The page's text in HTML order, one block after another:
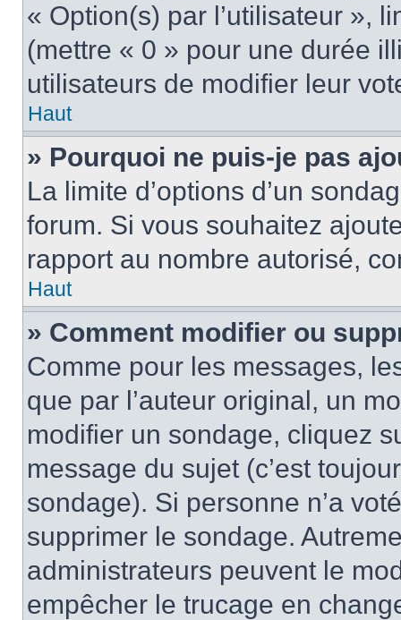
« Option(s) par l’utilisateur »,
(mettre « 0 » pour une durée
utilisateurs de modifier leur
Haut
» Pourquoi ne puis-je pas
La limite d’options d’un
forum. Si vous souhaitez
rapport au nombre autorisé,
Haut
» Comment modifier ou
Comme pour les messages,
que par l’auteur original, un
modifier un sondage, cliquez
message du sujet (c’est
sondage). Si personne n’a
supprimer le sondage.
administrateurs peuvent le
empêcher le trucage en